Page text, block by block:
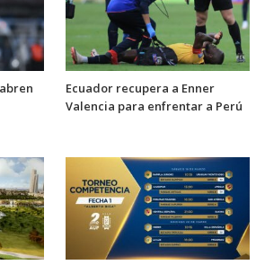
Ecuador recupera a Enner
Valencia para enfrentar a Perú